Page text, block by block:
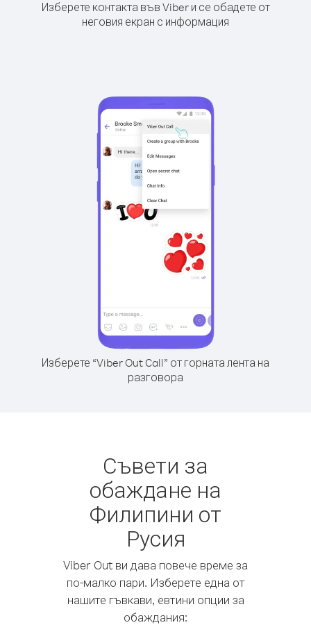
Изберете контакта във Viber и се обадете от
неговия екран с информация
Изберете “Viber Out Call” от горната лента на
разговора
Съвети за
обаждане на
Филипини от
Русия
Viber Out ви дава повече време за
по-малко пари. Изберете една от
нашите гъвкави, евтини опции за
обаждания: